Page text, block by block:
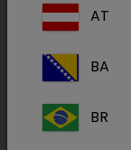
bolestima.
slučajevima
koja se
slučaju.
AT
BA
BR